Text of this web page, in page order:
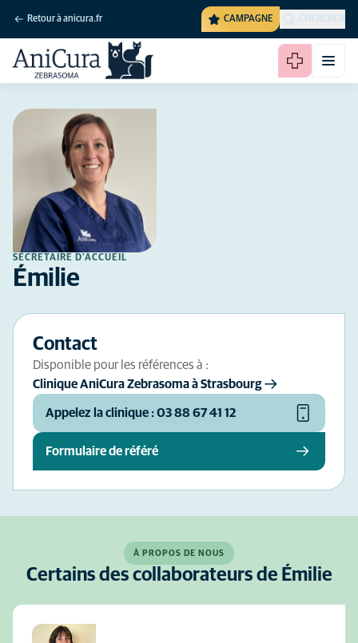
Retour à anicura.fr CAMPAGNE CHERCHER
SECRÉTAIRE D'ACCUEIL
Émilie
Contact
Disponible pour les références à :
Clinique AniCura Zebrasoma à Strasbourg
Appelez la clinique : 03 88 67 41 12
Formulaire de référé
À PROPOS DE NOUS
Certains des collaborateurs de Émilie